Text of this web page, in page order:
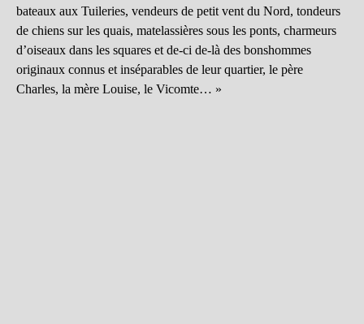
bateaux aux Tuileries, vendeurs de petit vent du Nord, tondeurs
de chiens sur les quais, matelassières sous les ponts, charmeurs
d’oiseaux dans les squares et de-ci de-là des bonshommes
originaux connus et inséparables de leur quartier, le père
Charles, la mère Louise, le Vicomte… »